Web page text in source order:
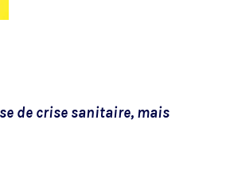
de crise sanitaire, mais